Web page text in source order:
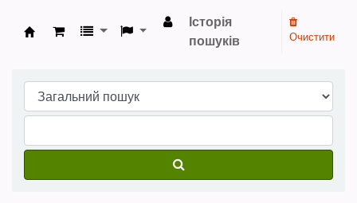
Бібліотека НТШ › Електронний каталог
Історія
пошуків
Очистити